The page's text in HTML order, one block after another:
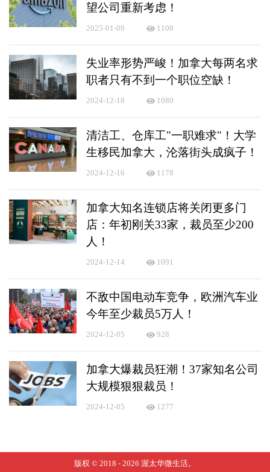
望公司重新考虑！
2025-01-09 1108
失业率形势严峻！加拿大每两名求
职者只有不到一个职位空缺！
2024-12-18 1080
清洁工、仓库工"一职难求"！大学
生移民加拿大，沦落街头成疯子！
2024-12-16 1178
加拿大知名连锁店将关闭更多门
店：年初刚关33家，裁员至少200
人！
2024-12-14 1091
不敌中国电动车竞争，欧洲汽车业
今年至少裁员5万人！
2024-12-05 928
加拿大爆裁员狂潮！37家知名公司
大规模狠狠裁员！
2024-12-05 1277
版权 © 2018 - 2026 渥太华微生活。